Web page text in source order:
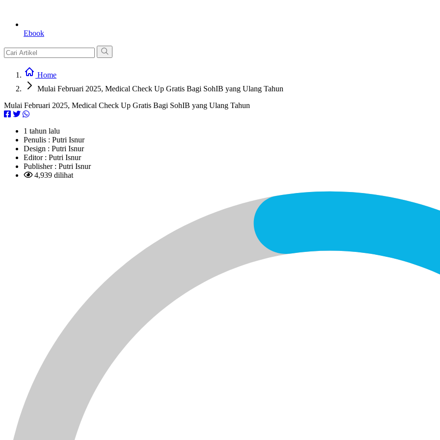
Ebook
Home
Mulai Februari 2025, Medical Check Up Gratis Bagi SohIB yang Ulang Tahun
Mulai Februari 2025, Medical Check Up Gratis Bagi SohIB yang Ulang Tahun
1 tahun lalu
Penulis : Putri Isnur
Design : Putri Isnur
Editor : Putri Isnur
Publisher : Putri Isnur
4,939 dilihat